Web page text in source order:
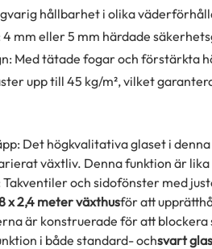
hållbarhet i olika
mm eller 5 mm härdade
Med tätade fogar och förstärkta
upp till 45 kg/m², vilket
Det högkvalitativa glaset i denna
växtliv. Denna funktion är
och sidofönster med
x 2,4 meter växthusför att
är konstruerade för att
i både standard- ochsvart